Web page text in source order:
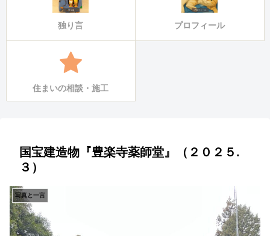
独り言 プロフィール
住まいの相談・施工
国宝建造物『豊楽寺薬師堂』（２０２５.
３）
写真と一言